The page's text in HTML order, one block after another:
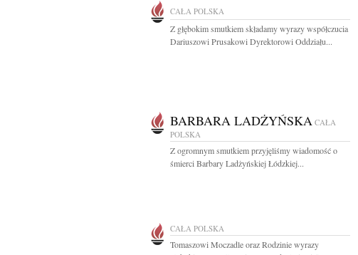
CAŁA POLSKA
Z głębokim smutkiem składamy wyrazy współczucia
Dariuszowi Prusakowi Dyrektorowi Oddziału...
BARBARA LADŻYŃSKA CAŁA
POLSKA
Z ogromnym smutkiem przyjęliśmy wiadomość o
śmierci Barbary Ladżyńskiej Łódzkiej...
CAŁA POLSKA
Tomaszowi Moczadle oraz Rodzinie wyrazy